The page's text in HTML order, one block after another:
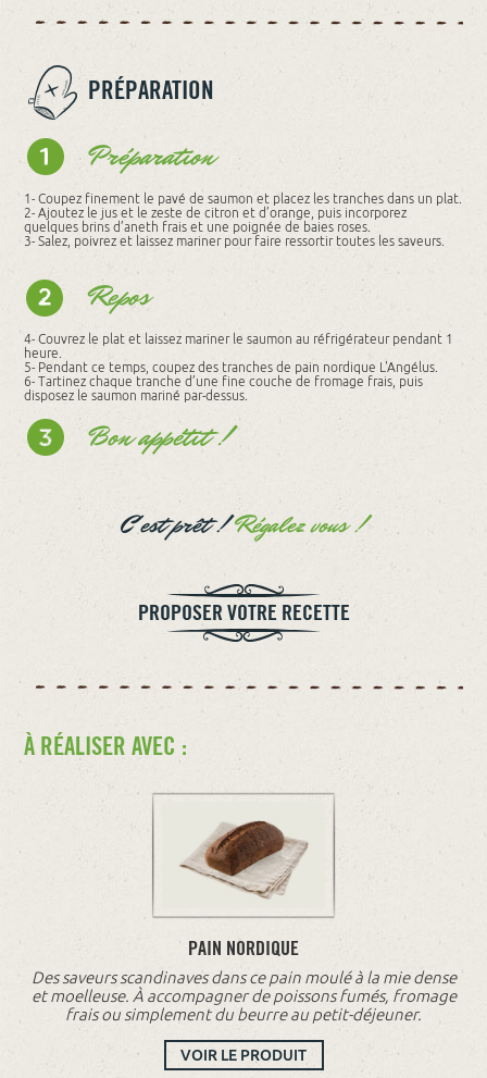
PRÉPARATION
Préparation
1- Coupez finement le pavé de saumon et placez les tranches dans un plat.
2- Ajoutez le jus et le zeste de citron et d’orange, puis incorporez
quelques brins d’aneth frais et une poignée de baies roses.
3- Salez, poivrez et laissez mariner pour faire ressortir toutes les saveurs.
Repos
4- Couvrez le plat et laissez mariner le saumon au réfrigérateur pendant 1
heure.
5- Pendant ce temps, coupez des tranches de pain nordique L'Angélus.
6- Tartinez chaque tranche d’une fine couche de fromage frais, puis
disposez le saumon mariné par-dessus.
Bon appétit !
C'est prêt !Régalez vous !
PROPOSER VOTRE RECETTE
À RÉALISER AVEC :
PAIN NORDIQUE
Des saveurs scandinaves dans ce pain moulé à la mie dense
et moelleuse. À accompagner de poissons fumés, fromage
frais ou simplement du beurre au petit-déjeuner.
VOIR LE PRODUIT